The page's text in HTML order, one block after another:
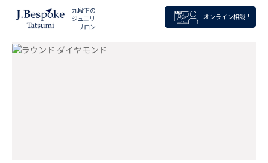
九段下の
ジュエリ
ーサロン
オンライン相談！